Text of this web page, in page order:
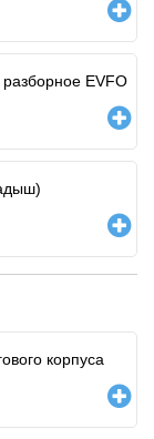
EVFO
корпуса